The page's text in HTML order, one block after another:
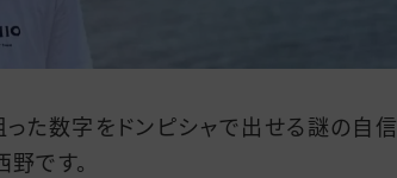
った数字をドンピシャで出せる謎の自信
です。